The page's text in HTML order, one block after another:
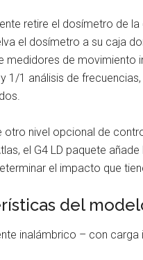
retire el dosímetro de
el dosímetro a su caja
medidores de
1/1 análisis de
otro nivel opcional de
el G4 LD paquete
el impacto que
del
inalámbrico – con